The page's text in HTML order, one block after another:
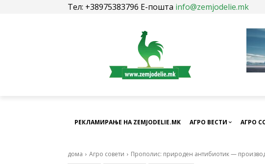
Тел: +38975383796 Е-пошта info@zemjodelie.mk
РЕКЛАМИРАЊЕ НА ZEMJODELIE.MK АГРО ВЕСТИ АГРО
дома Агро совети Прополис: природен антибиотик —